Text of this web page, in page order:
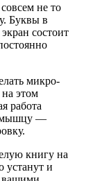
не то
Буквы в
состоит
микро-
этом
работа
мышцу —
книгу на
и